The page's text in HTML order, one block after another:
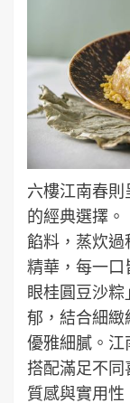
六樓江南春
的經典選擇
餡料，蒸炊過
精華，每一
眼桂圓豆沙
郁，結合細
優雅細膩。
搭配滿足不同
質感與實用性